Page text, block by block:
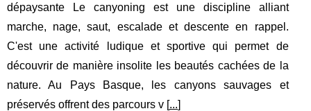
dépaysante Le canyoning est une discipline alliant
marche, nage, saut, escalade et descente en rappel.
C'est une activité ludique et sportive qui permet de
découvrir de manière insolite les beautés cachées de la
nature. Au Pays Basque, les canyons sauvages et
préservés offrent des parcours v [...]